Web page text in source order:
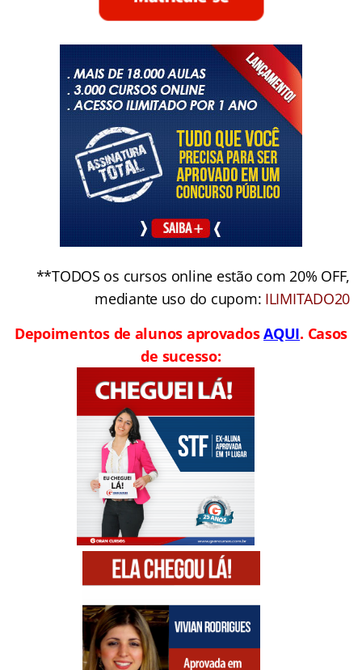
Gostou destas oportunidades?
Prepare-se com o Gran Cursos e
conquiste a sua vaga. Ao longo de
25 anos foram mais de 600.000
aprovados em concursos públicos.
Preparatórios online com início
imediato, visualizações ilimitadas e
parcelamento em até 12x sem
juros!
**TODOS os cursos online estão com 20% OFF,
mediante uso do cupom:
Depoimentos de alunos aprovados
de sucesso: